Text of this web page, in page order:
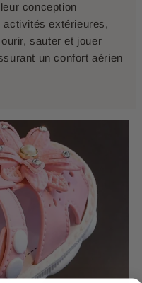
conception
activités extérieures,
sauter et jouer
un confort aérien